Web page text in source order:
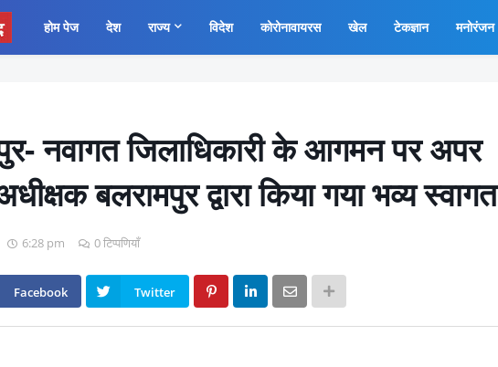
होम पेज देश राज्य विदेश कोरोनावायरस खेल टेकज्ञान मनोरंजन
नवागत जिलाधिकारी के आगमन पर अपर
बलरामपुर द्वारा किया गया भव्य स्वागत
6:28 pm 0 टिप्पणियाँ
Facebook Twitter